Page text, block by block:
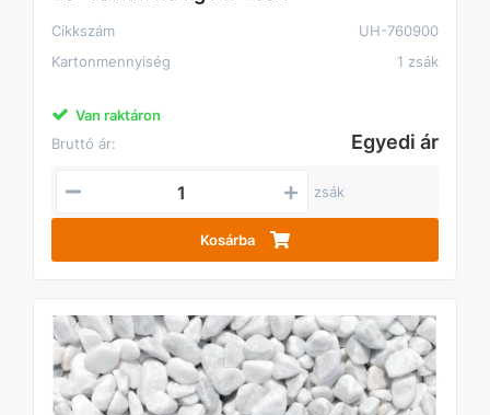
Cikkszám
UH-760900
Kartonmennyiség
1 zsák
Van raktáron
Bruttó ár:
Egyedi ár
zsák
Kosárba